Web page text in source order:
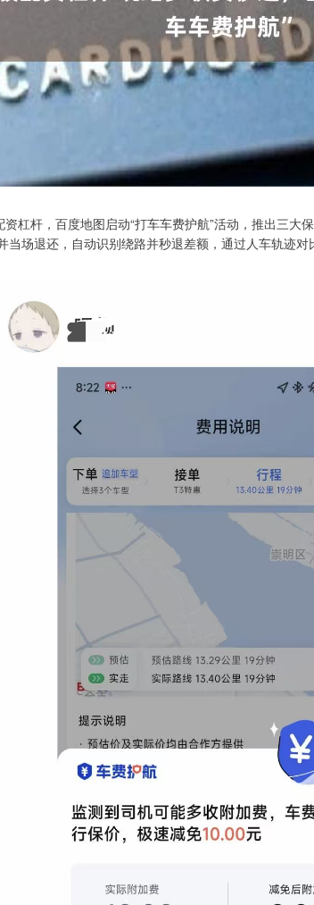
杠杆，百度地图启动“打车车费护航”活动，推出三大
当场退还，自动识别绕路并秒退差额，通过人车轨迹对